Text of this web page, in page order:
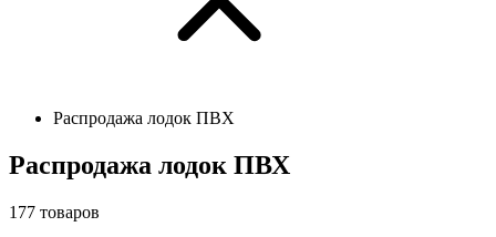
Распродажа лодок ПВХ
Распродажа лодок ПВХ
177 товаров